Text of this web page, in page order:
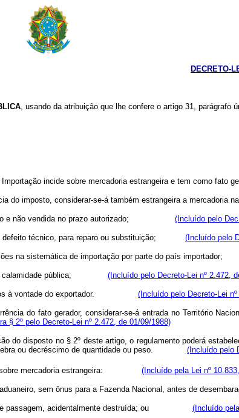
DECRETO-
, usando da atribuição que lhe confere o artigo 31, parágrafo
Importação incide sobre mercadoria estrangeira e tem
do imposto, considerar-se-á também estrangeira a
e não vendida no prazo autorizado; (Incluído pelo
técnico, para reparo ou substituição; (Incluído pelo
na sistemática de importação por parte do país
calamidade pública; (Incluído pelo Decreto-Lei nº 2.472,
à vontade do exportador. (Incluído pelo Decreto-Lei
do fato gerador, considerar-se-á entrada no Território
§ 2º pelo Decreto-Lei nº 2.472, de 01/09/1988)
disposto no § 2º deste artigo, o regulamento poderá
ou decréscimo de quantidade ou peso. (Incluído pelo
sobre mercadoria estrangeira: (Incluído pela Lei nº
aduaneiro, sem ônus para a Fazenda Nacional, antes de
passagem, acidentalmente destruída; ou (Incluído